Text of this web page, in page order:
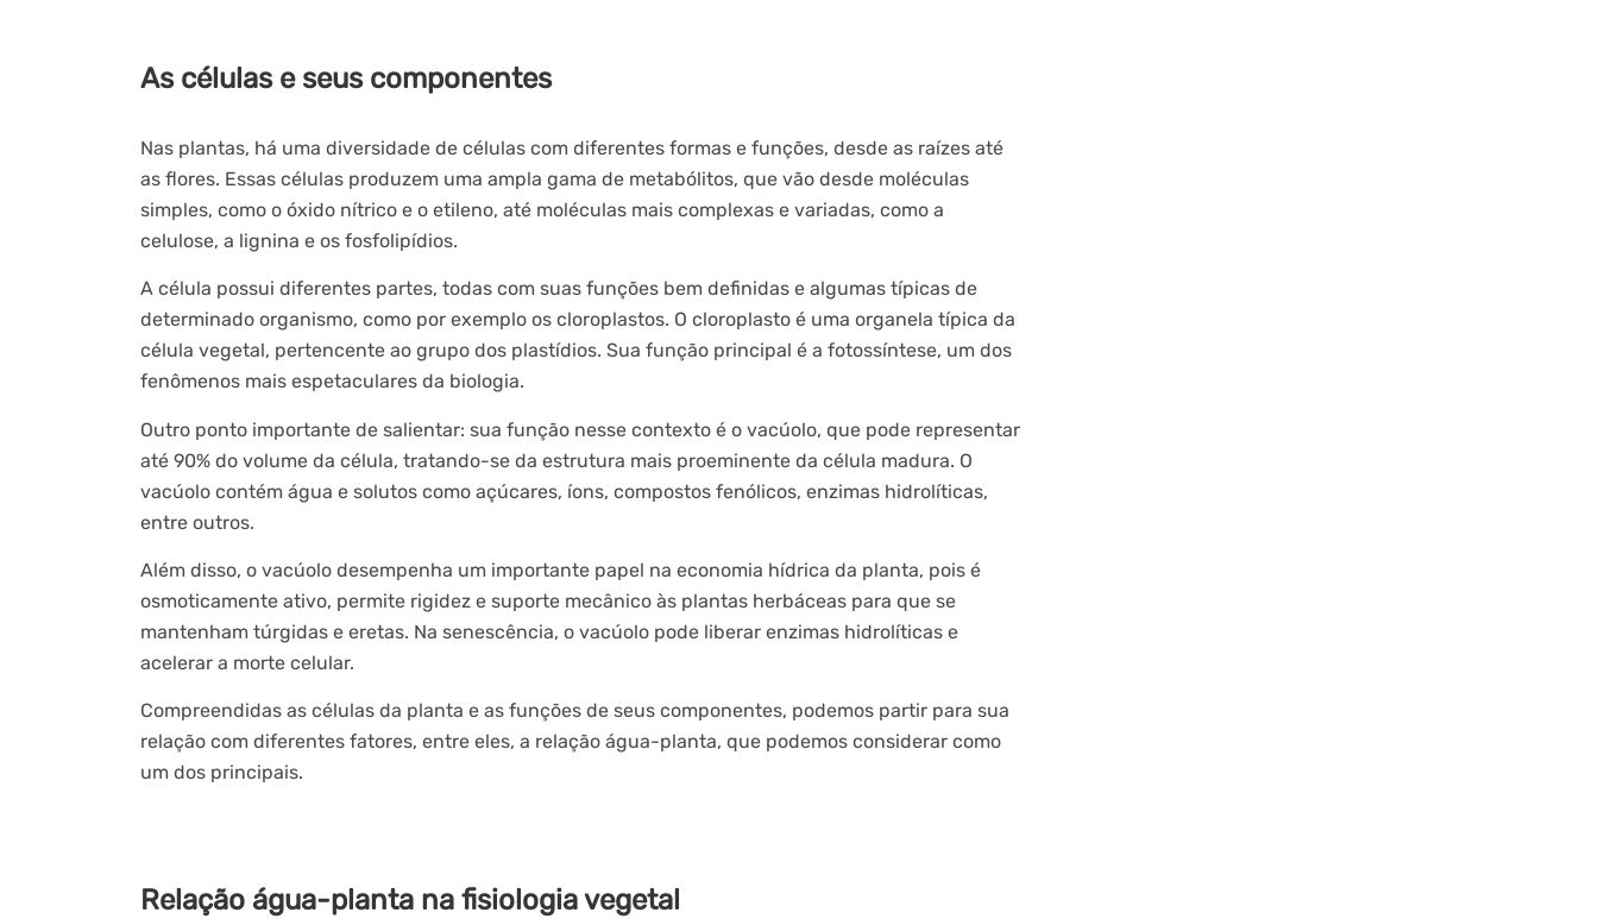
As células e seus componentes
Nas plantas, há uma diversidade de células com diferentes formas e funções, desde as raízes até
as flores. Essas células produzem uma ampla gama de metabólitos, que vão desde moléculas
simples, como o óxido nítrico e o etileno, até moléculas mais complexas e variadas, como a
celulose, a lignina e os fosfolipídios.
A célula possui diferentes partes, todas com suas funções bem definidas e algumas típicas de
determinado organismo, como por exemplo os cloroplastos. O cloroplasto é uma organela típica da
célula vegetal, pertencente ao grupo dos plastídios. Sua função principal é a fotossíntese, um dos
fenômenos mais espetaculares da biologia.
Outro ponto importante de salientar: sua função nesse contexto é o vacúolo, que pode representar
até 90% do volume da célula, tratando-se da estrutura mais proeminente da célula madura. O
vacúolo contém água e solutos como açúcares, íons, compostos fenólicos, enzimas hidrolíticas,
entre outros.
Além disso, o vacúolo desempenha um importante papel na economia hídrica da planta, pois é
osmoticamente ativo, permite rigidez e suporte mecânico às plantas herbáceas para que se
mantenham túrgidas e eretas. Na senescência, o vacúolo pode liberar enzimas hidrolíticas e
acelerar a morte celular.
Compreendidas as células da planta e as funções de seus componentes, podemos partir para sua
relação com diferentes fatores, entre eles, a relação água-planta, que podemos considerar como
um dos principais.
Relação água-planta na fisiologia vegetal